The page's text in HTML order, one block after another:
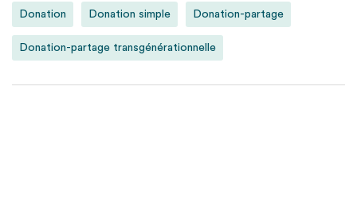
Donation Donation simple Donation-partage
Donation-partage transgénérationnelle